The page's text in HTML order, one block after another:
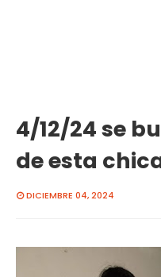
4/12/24 se
de esta
DICIEMBRE 04, 2024